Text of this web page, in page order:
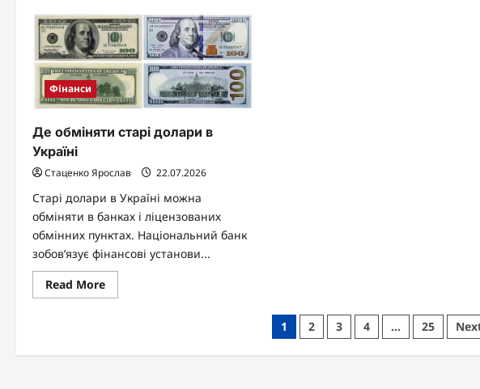
Фінанси
Де обміняти старі долари в
Україні
Стаценко Ярослав 22.07.2026
Старі долари в Україні можна
обміняти в банках і ліцензованих
обмінних пунктах. Національний банк
зобов’язує фінансові установи...
Read MoreRead
more
долари
Пагінація
записів
1 2 3 4 … 25